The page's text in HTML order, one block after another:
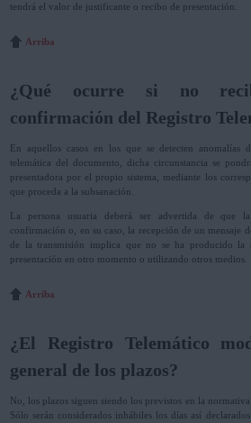
tendrá el valor de justificante o recibo de presentación.
Arriba
¿Qué ocurre si no
confirmación del Registro
En aquellos casos en los que se detecten anomalías
telemática del documento, dicha circunstancia se
presentadora por el propio sistema, mediante los
que proceda a la subsanación.
La persona usuaria deberá ser advertida de que
confirmación o, en su caso, la recepción de un mensaje
de la transmisión implica que no se ha producido la
presentación en otro momento o utilizando otros medios.
Arriba
¿El Registro Telemático
general de los plazos?
No, los plazos siguen siendo los previstos en la
Sólo serán considerados inhábiles los días así